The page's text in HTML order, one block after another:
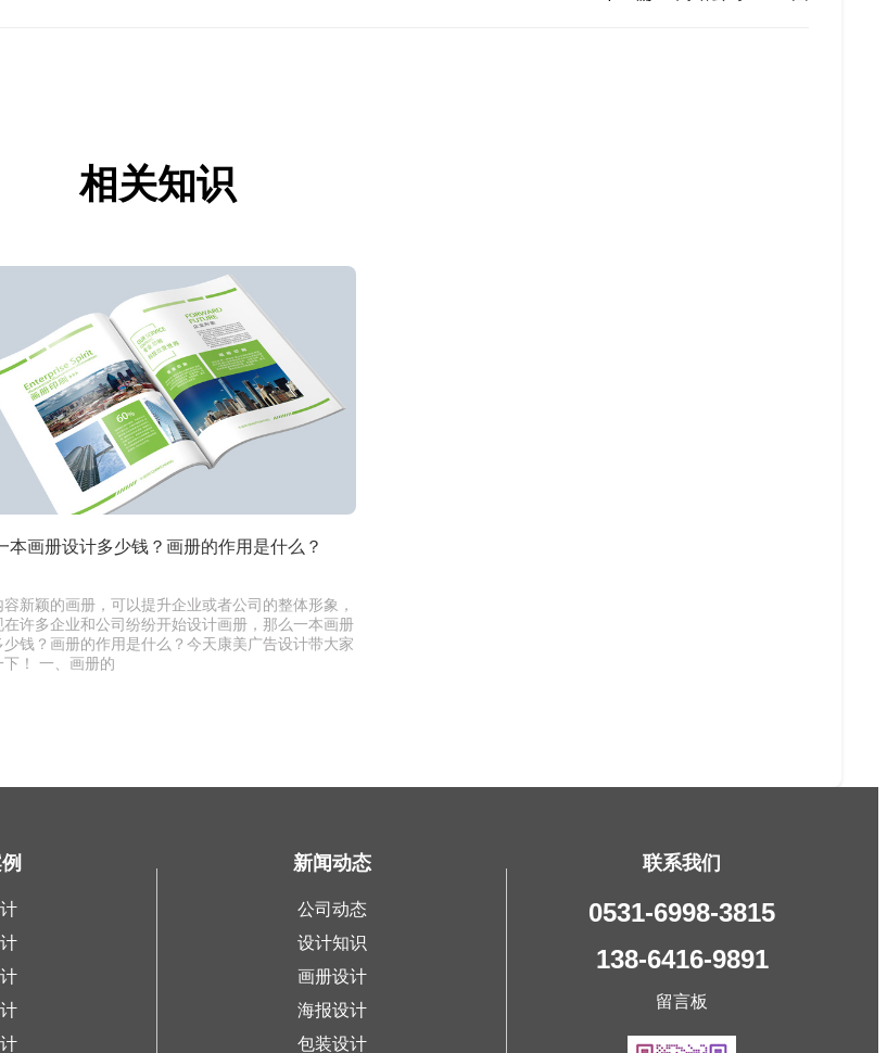
相关知识
本画册设计多少钱？画册的作用是什么？
容新颖的画册，可以提升企业或者公司的整体形象，
在许多企业和公司纷纷开始设计画册，那么一本画册
少钱？画册的作用是什么？今天康美广告设计带大家
下！ 一、画册的
新闻动态
公司动态
设计知识
画册设计
海报设计
包装设计
联系我们
0531-6998-3815
138-6416-9891
留言板